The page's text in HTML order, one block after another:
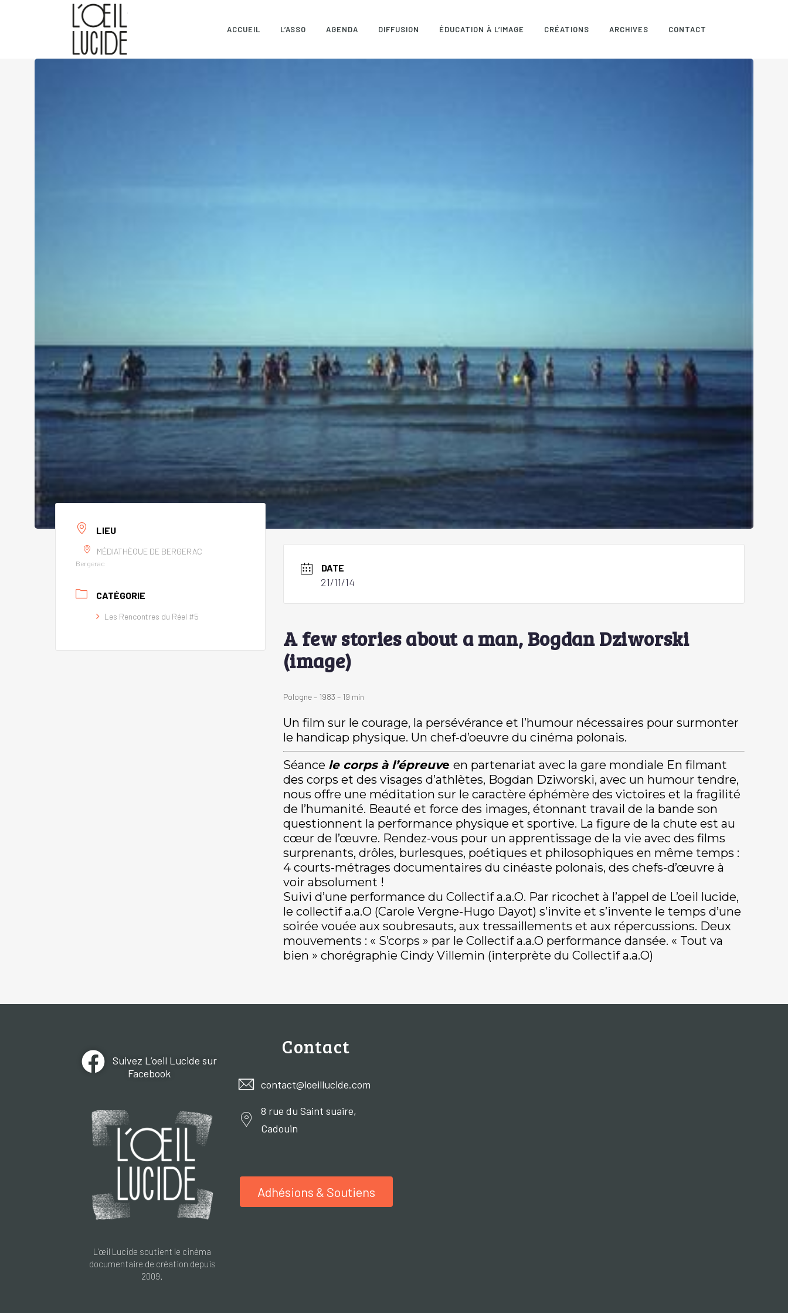
ACCUEIL L’ASSO AGENDA DIFFUSION ÉDUCATION À L’IMAGE CRÉATIONS ARCHIVES CONTACT
LIEU
MÉDIATHÈQUE DE BERGERAC
Bergerac
CATÉGORIE
Les Rencontres du Réel #5
DATE
21/11/14
A few stories about a man, Bogdan Dziworski
(image)
Pologne – 1983 – 19 min
Un film sur le courage, la persévérance et l’humour nécessaires pour surmonter
le handicap physique. Un chef-d’oeuvre du cinéma polonais.
Séance le corps à l’épreuve en partenariat avec la gare mondiale En filmant
des corps et des visages d’athlètes, Bogdan Dziworski, avec un humour tendre,
nous offre une méditation sur le caractère éphémère des victoires et la fragilité
de l’humanité. Beauté et force des images, étonnant travail de la bande son
questionnent la performance physique et sportive. La figure de la chute est au
cœur de l’œuvre. Rendez-vous pour un apprentissage de la vie avec des films
surprenants, drôles, burlesques, poétiques et philosophiques en même temps :
4 courts-métrages documentaires du cinéaste polonais, des chefs-d’œuvre à
voir absolument !
Suivi d’une performance du Collectif a.a.O. Par ricochet à l’appel de L’oeil lucide,
le collectif a.a.O (Carole Vergne-Hugo Dayot) s’invite et s’invente le temps d’une
soirée vouée aux soubresauts, aux tressaillements et aux répercussions. Deux
mouvements : « S’corps » par le Collectif a.a.O performance dansée. « Tout va
bien » chorégraphie Cindy Villemin (interprète du Collectif a.a.O)
Suivez L’oeil Lucide sur
Facebook
L’œil Lucide soutient le cinéma
documentaire de création depuis
2009.
Contact
contact@loeillucide.com
8 rue du Saint suaire,
Cadouin
Adhésions & Soutiens